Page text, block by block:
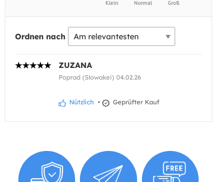
Ordnen nach
ZUZANA
Poprad (Slowakei) 04.02.26
Nützlich • Geprüfter Kauf